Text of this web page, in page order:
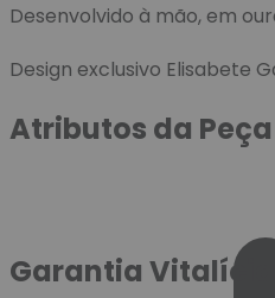
Desenvolvido à mão, em
Design exclusivo Elisabete
Atributos da Peça
Garantia